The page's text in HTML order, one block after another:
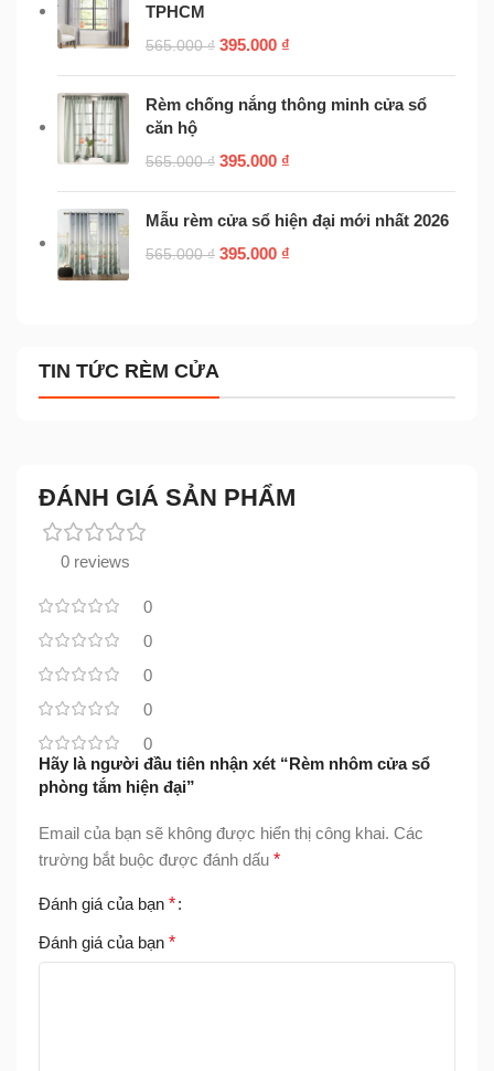
TPHCM
565.000₫ 395.000 ₫
Rèm chống nắng thông minh cửa sổ
căn hộ
565.000₫ 395.000 ₫
Mẫu rèm cửa sổ hiện đại mới nhất 2026
565.000₫ 395.000 ₫
TIN TỨC RÈM CỬA
ĐÁNH GIÁ SẢN PHẨM
0 reviews
0
0
0
0
0
Hãy là người đầu tiên nhận xét “Rèm nhôm cửa sổ
phòng tắm hiện đại”
Email của bạn sẽ không được hiển thị công khai. Các
trường bắt buộc được đánh dấu *
Đánh giá của bạn *
Đánh giá của bạn *